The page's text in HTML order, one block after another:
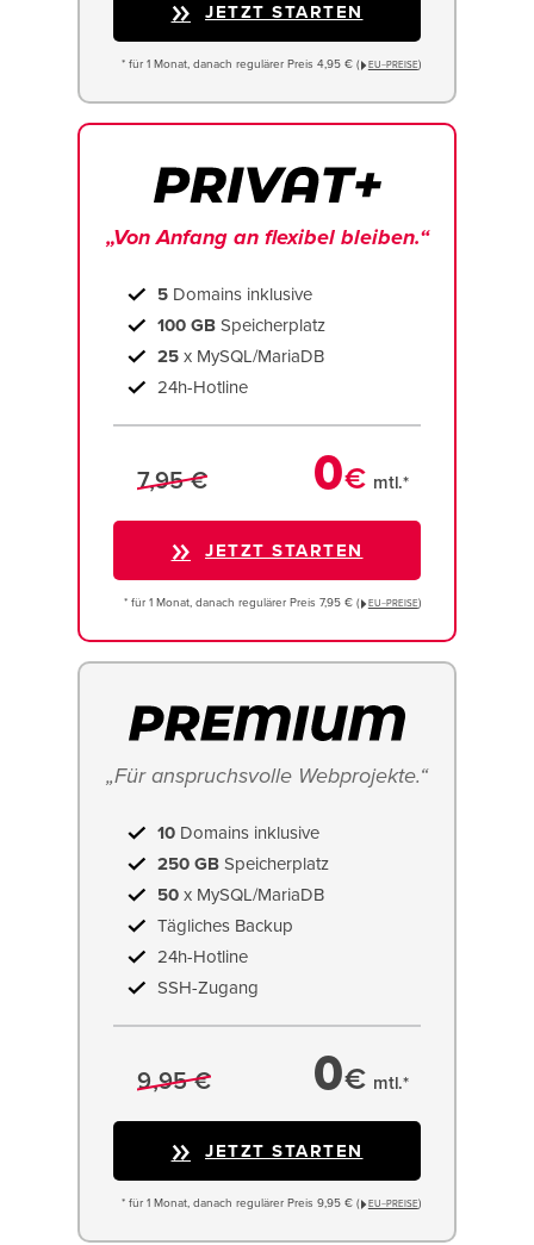
JETZT STARTEN
* für 1 Monat, danach regulärer Preis 4,95 € ( EU−PREISE)
„Von Anfang an flexibel bleiben.“
5 Domains inklusive
100 GB Speicherplatz
25 x MySQL/MariaDB
24h-Hotline
7,95 € 0€ mtl.*
JETZT STARTEN
* für 1 Monat, danach regulärer Preis 7,95 € ( EU−PREISE)
„Für anspruchsvolle Webprojekte.“
10 Domains inklusive
250 GB Speicherplatz
50 x MySQL/MariaDB
Tägliches Backup
24h-Hotline
SSH-Zugang
9,95 € 0€ mtl.*
JETZT STARTEN
* für 1 Monat, danach regulärer Preis 9,95 € ( EU−PREISE)